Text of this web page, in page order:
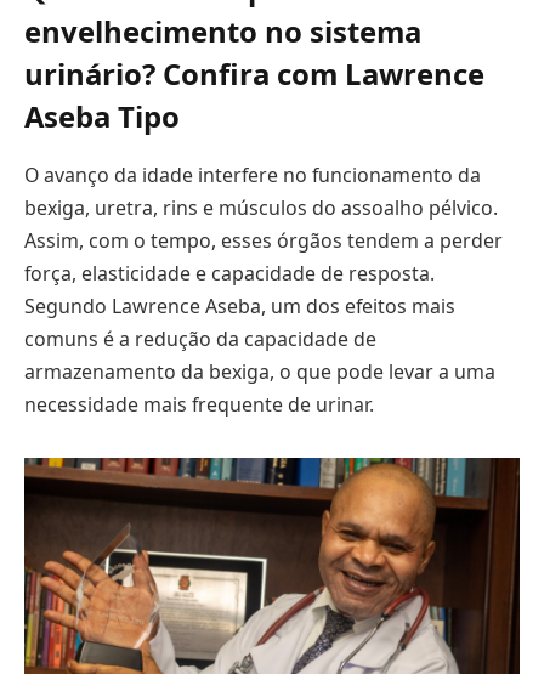
envelhecimento no sistema
urinário? Confira com Lawrence
Aseba Tipo
O avanço da idade interfere no funcionamento da
bexiga, uretra, rins e músculos do assoalho pélvico.
Assim, com o tempo, esses órgãos tendem a perder
força, elasticidade e capacidade de resposta.
Segundo Lawrence Aseba, um dos efeitos mais
comuns é a redução da capacidade de
armazenamento da bexiga, o que pode levar a uma
necessidade mais frequente de urinar.